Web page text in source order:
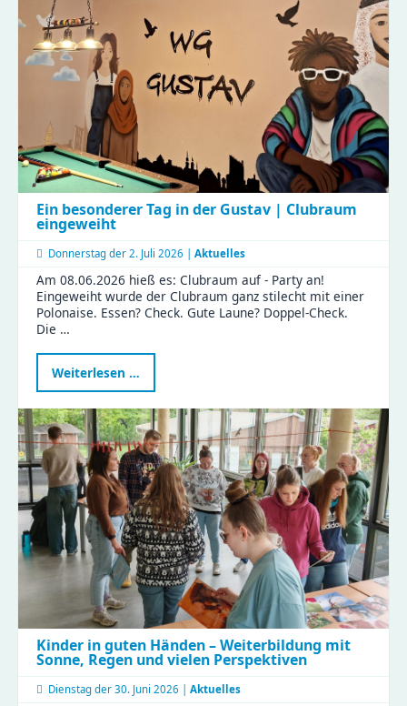
Ein besonderer Tag in der Gustav | Clubraum
eingeweiht
Donnerstag der 2. Juli 2026 | Aktuelles
Am 08.06.2026 hieß es: Clubraum auf - Party an!
Eingeweiht wurde der Clubraum ganz stilecht mit einer
Polonaise. Essen? Check. Gute Laune? Doppel-Check.
Die …
Weiterlesen …
besonderer
Tag
in
der
Gustav
|
Clubraum
eingeweiht
Kinder in guten Händen – Weiterbildung mit
Sonne, Regen und vielen Perspektiven
Dienstag der 30. Juni 2026 | Aktuelles